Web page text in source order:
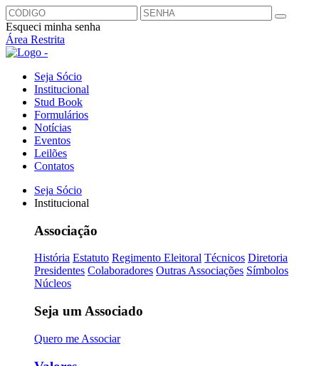
Esqueci minha senha
Área Restrita
Seja Sócio
Institucional
Stud Book
Formulários
Notícias
Eventos
Leilões
Contatos
Seja Sócio
Institucional
Associação
História Estatuto Regimento Eleitoral Técnicos Diretoria
Presidentes Colaboradores Outras Associações Símbolos
Núcleos
Seja um Associado
Quero me Associar